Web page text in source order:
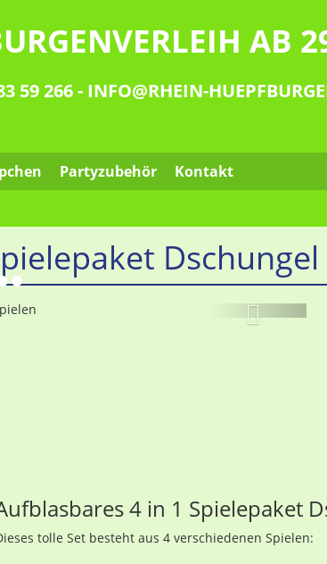
AB
59 266- INFO RHEIN-
Partyzubehör Kontakt
Dschungel
Weiter
4 in 1 Spielepaket
tolle Set besteht aus 4 verschiedenen Spielen: